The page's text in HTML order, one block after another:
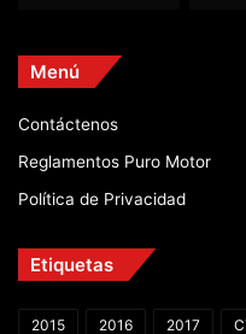
Menú
Contáctenos
Reglamentos Puro Motor
Política de Privacidad
Etiquetas
2015 2016 2017